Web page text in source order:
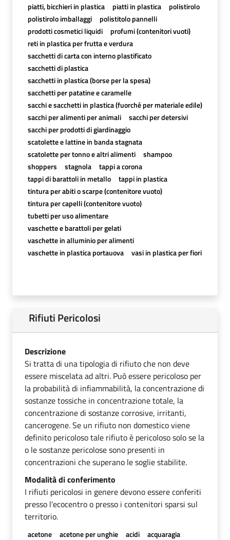
piatti, bicchieri in plastica
piatti in plastica
polistirolo
polistirolo imballaggi
polistitolo pannelli
prodotti cosmetici liquidi
profumi (contenitori vuoti)
reti in plastica per frutta e verdura
sacchetti di carta con interno plastificato
sacchetti di plastica
sacchetti in plastica (borse per la spesa)
sacchetti per patatine e caramelle
sacchi e sacchetti in plastica (fuorché per materiale edile)
sacchi per alimenti per animali
sacchi per detersivi
sacchi per prodotti di giardinaggio
scatolette e lattine in banda stagnata
scatolette per tonno e altri alimenti
shampoo
shoppers
stagnola
tappi a corona
tappi di barattoli in metallo
tappi in plastica
tintura per abiti o scarpe (contenitore vuoto)
tintura per capelli (contenitore vuoto)
tubetti per uso alimentare
vaschette e barattoli per gelati
vaschette in alluminio per alimenti
vaschette in plastica portauova
vasi in plastica per fiori
Rifiuti Pericolosi
Descrizione
Si tratta di una tipologia di rifiuto che non deve
essere miscelata ad altri. Può essere pericoloso per
la probabilità di infiammabilità, la concentrazione di
sostanze tossiche in concentrazione totale, la
concentrazione di sostanze corrosive, irritanti,
cancerogene. Se un rifiuto non domestico viene
definito pericoloso tale rifiuto è pericoloso solo se la
o le sostanze pericolose sono presenti in
concentrazioni che superano le soglie stabilite.
Modalità di conferimento
I rifiuti pericolosi in genere devono essere conferiti
presso l'ecocentro o presso i contenitori sparsi sul
territorio.
acetone acetone per unghie acidi
acquaragia